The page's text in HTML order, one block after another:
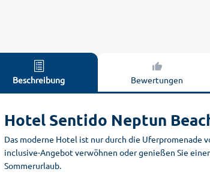
Beschreibung Bewertungen
Hotel Sentido Neptun
Das moderne Hotel ist nur durch die Uferpromenade
inclusive-Angebot verwöhnen oder genießen Sie
Sommerurlaub.